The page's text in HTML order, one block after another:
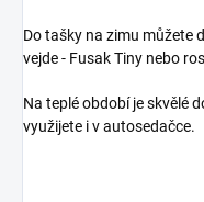
Do tašky na zimu můžete
vejde - Fusak Tiny nebo
Na teplé období je skvělé
využijete i v autosedačce.